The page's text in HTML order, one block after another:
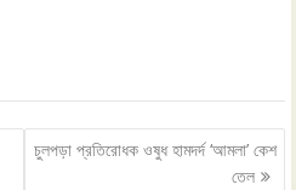
চুলপড়া প্রতিরোধক ওষুধ হামদর্দ ‘আমলা’ কেশ
তেল